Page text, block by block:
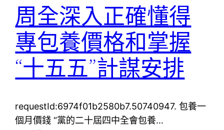
周全深入正確懂得
專包養價格和掌握
“十五五”計謀安排
requestId:6974f01b2580b7.50740947. 包養一
個月價錢 “黨的二十屆四中全會包養…